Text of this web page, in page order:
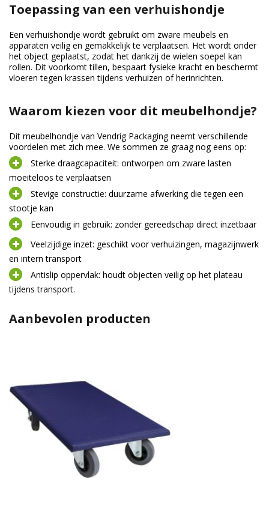
Toepassing van een verhuishondje
Een verhuishondje wordt gebruikt om zware meubels en
apparaten veilig en gemakkelijk te verplaatsen. Het wordt onder
het object geplaatst, zodat het dankzij de wielen soepel kan
rollen. Dit voorkomt tillen, bespaart fysieke kracht en beschermt
vloeren tegen krassen tijdens verhuizen of herinrichten.
Waarom kiezen voor dit meubelhondje?
Dit meubelhondje van Vendrig Packaging neemt verschillende
voordelen met zich mee. We sommen ze graag nog eens op:
Sterke draagcapaciteit: ontworpen om zware lasten
moeiteloos te verplaatsen
Stevige constructie: duurzame afwerking die tegen een
stootje kan
Eenvoudig in gebruik: zonder gereedschap direct inzetbaar
Veelzijdige inzet: geschikt voor verhuizingen, magazijnwerk
en intern transport
Antislip oppervlak: houdt objecten veilig op het plateau
tijdens transport.
Aanbevolen producten